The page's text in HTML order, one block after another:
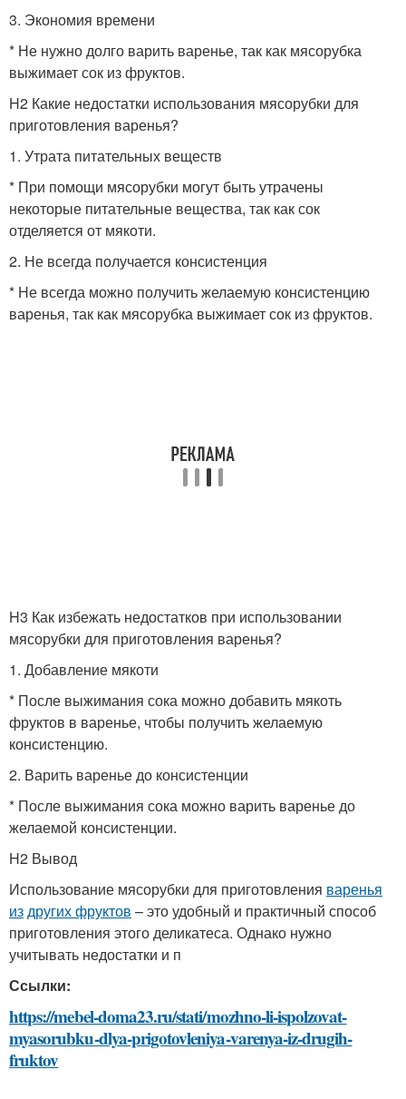
3. Экономия времени
* Не нужно долго варить варенье, так как мясорубка
выжимает сок из фруктов.
H2 Какие недостатки использования мясорубки для
приготовления варенья?
1. Утрата питательных веществ
* При помощи мясорубки могут быть утрачены
некоторые питательные вещества, так как сок
отделяется от мякоти.
2. Не всегда получается консистенция
* Не всегда можно получить желаемую консистенцию
варенья, так как мясорубка выжимает сок из фруктов.
H3 Как избежать недостатков при использовании
мясорубки для приготовления варенья?
1. Добавление мякоти
* После выжимания сока можно добавить мякоть
фруктов в варенье, чтобы получить желаемую
консистенцию.
2. Варить варенье до консистенции
* После выжимания сока можно варить варенье до
желаемой консистенции.
H2 Вывод
Использование мясорубки для приготовления варенья
издругих фруктов – это удобный и практичный способ
приготовления этого деликатеса. Однако нужно
учитывать недостатки и п
Ссылки:
https://mebel-doma23.ru/stati/mozhno-li-ispolzovat-
myasorubku-dlya-prigotovleniya-varenya-iz-drugih-
fruktov